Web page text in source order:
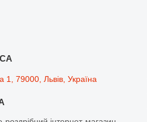
1, 79000, Львів, Україна